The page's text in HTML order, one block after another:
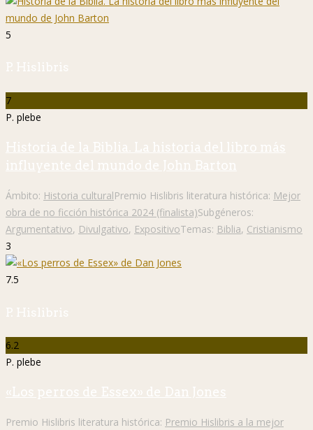
5
P. Hislibris
7
P. plebe
Historia de la Biblia. La historia del libro más
influyente del mundo de John Barton
Ámbito: Historia culturalPremio Hislibris literatura histórica: Mejor
obra de no ficción histórica 2024 (finalista)Subgéneros:
Argumentativo, Divulgativo, ExpositivoTemas: Biblia, Cristianismo
3
7.5
P. Hislibris
6.2
P. plebe
«Los perros de Essex» de Dan Jones
Premio Hislibris literatura histórica: Premio Hislibris a la mejor